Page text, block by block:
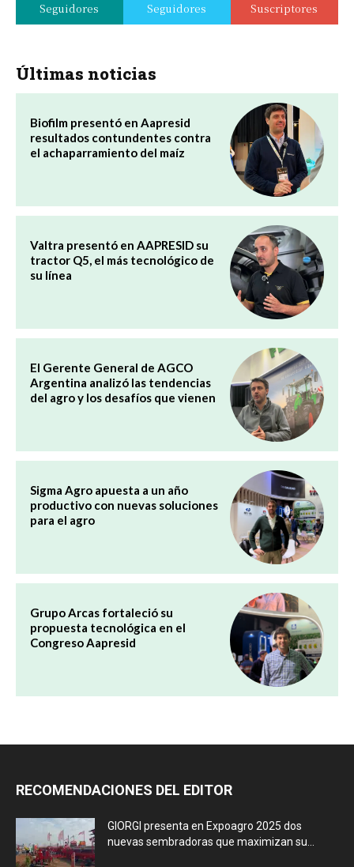
Seguidores Seguidores Suscriptores
Últimas noticias
Biofilm presentó en Aapresid
resultados contundentes contra
el achaparramiento del maíz
Valtra presentó en AAPRESID su
tractor Q5, el más tecnológico de
su línea
El Gerente General de AGCO
Argentina analizó las tendencias
del agro y los desafíos que vienen
Sigma Agro apuesta a un año
productivo con nuevas soluciones
para el agro
Grupo Arcas fortaleció su
propuesta tecnológica en el
Congreso Aapresid
RECOMENDACIONES DEL EDITOR
GIORGI presenta en Expoagro 2025 dos
nuevas sembradoras que maximizan su...